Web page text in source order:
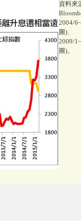
資料來
2004/
圖)、
2009/
圖)。